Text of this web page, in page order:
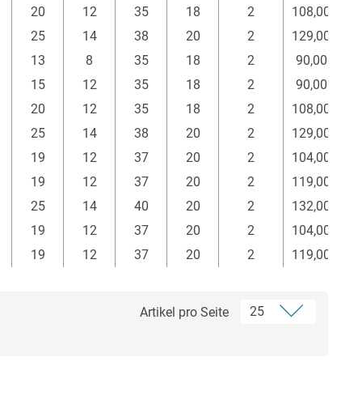
20 12 35 18 2
108,00
25 14 38 20 2
129,00
13 8 35 18 2
90,00
15 12 35 18 2
90,00
20 12 35 18 2
108,00
25 14 38 20 2
129,00
19 12 37 20 2
104,00
19 12 37 20 2
119,00
25 14 40 20 2
132,00
19 12 37 20 2
104,00
19 12 37 20 2 119,00
Artikel pro Seite